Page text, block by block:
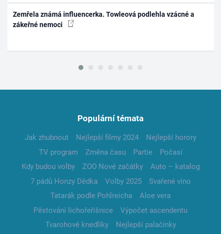
Zemřela známá influencerka. Towleová podlehla vzácné a
zákeřné nemoci
Populární témata
Jak zhubnout Nejlepší filmy 2024
Nejlepší horory
TV program
Změna času Partie
Počasí
Kdy budou volby
ZOO Nové začátky
Auto – katalog
7 pádů Honzy Dědka
Volby 2025
Svařené víno
Tatarák podle Pohlreicha
Aloe vera
Pěstování lichořeřišnice
Výpočet ascendentu
Tvarohové knedlíky
Nejlepší palačinky